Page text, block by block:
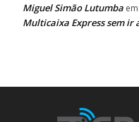
Miguel Simão Lutumba em
Multicaixa Express sem ir